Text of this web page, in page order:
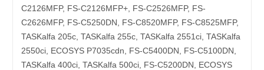
C2126MFP, FS-C2126MFP+, FS-C2526MFP, FS-
C2626MFP, FS-C5250DN, FS-C8520MFP, FS-C8525MFP,
TASKalfa 205c, TASKalfa 255c, TASKalfa 2551ci, TASKalfa
2550ci, ECOSYS P7035cdn, FS-C5400DN, FS-C5100DN,
TASKalfa 400ci, TASKalfa 500ci, FS-C5200DN, ECOSYS